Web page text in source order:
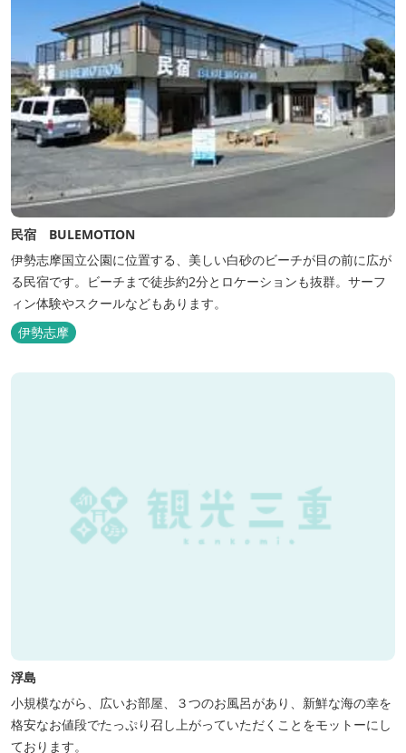
民宿 BULEMOTION
伊勢志摩国立公園に位置する、美しい白砂のビーチが目の前に広が
る民宿です。ビーチまで徒歩約2分とロケーションも抜群。サーフ
ィン体験やスクールなどもあります。
伊勢志摩
浮島
小規模ながら、広いお部屋、３つのお風呂があり、新鮮な海の幸を
格安なお値段でたっぷり召し上がっていただくことをモットーにし
ております。